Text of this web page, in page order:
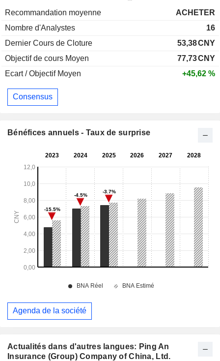
Actualités dans d'autres langues: Ping An
Insurance (Group) Company of China, Ltd.
Recommandation moyenne
ACHETER
Nombre d'Analystes
16
Dernier Cours de Cloture
53,38CNY
Objectif de cours Moyen
77,73CNY
Ecart / Objectif Moyen
+45,62 %
Consensus
Bénéfices annuels - Taux de surprise
Agenda de la société